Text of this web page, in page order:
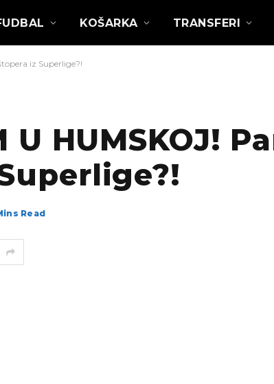
KOŠARKA TRANSFERI
iz Superlige?!
U HUMSKOJ!
Read